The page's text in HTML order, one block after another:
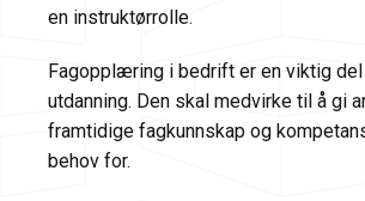
en instruktørrolle.
Fagopplæring i bedrift er en viktig
utdanning. Den skal medvirke til å gi
framtidige fagkunnskap og
behov for.